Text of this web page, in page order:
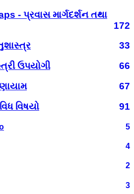
- પ્રવાસ માર્ગદર્શન તથા
172
33
ઉપયોગી
66
67
વિષયો
91
5
4
2
3